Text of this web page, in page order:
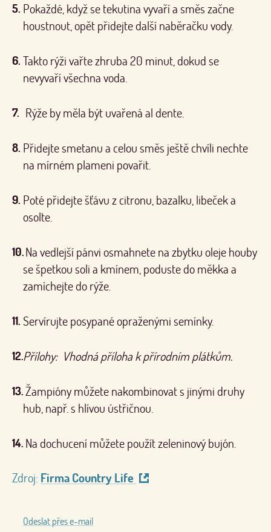
Pokaždé, když se tekutina vyvaří a směs začne
houstnout, opět přidejte další naběračku vody.
Takto rýži vařte zhruba 20 minut, dokud se
nevyvaří všechna voda.
Rýže by měla být uvařená al dente.
Přidejte smetanu a celou směs ještě chvíli nechte
na mírném plameni povařit.
Poté přidejte šťávu z citronu, bazalku, libeček a
osolte.
Na vedlejší pánvi osmahnete na zbytku oleje houby
se špetkou soli a kmínem, poduste do měkka a
zamíchejte do rýže.
Servírujte posypané opraženými semínky.
Přílohy: Vhodná příloha k přírodním plátkům.
Žampióny můžete nakombinovat s jinými druhy
hub, např. s hlívou ústřičnou.
Na dochucení můžete použít zeleninový bujón.
Zdroj: Firma Country Life
Odeslat přes e-mail